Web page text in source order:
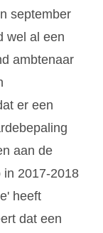
september
wel al een
ambtenaar
er een
aan de
in 2017-2018
heeft
dat een